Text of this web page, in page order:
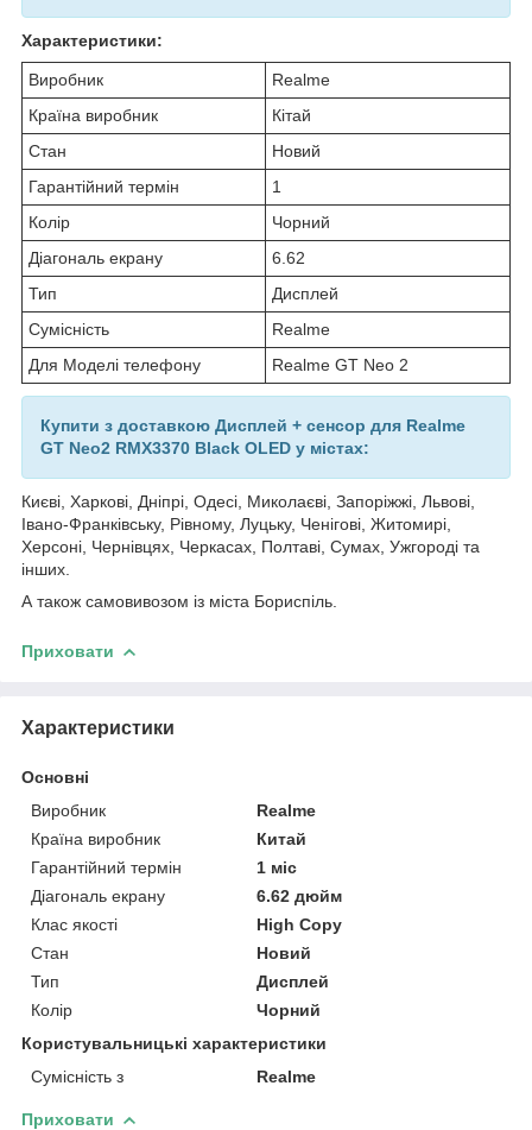
Характеристики:
Виробник
Realme
Країна виробник
Кітай
Стан
Новий
Гарантійний термін
1
Колір
Чорний
Діагональ екрану
6.62
Тип
Дисплей
Сумісність
Realme
Для Моделі телефону
Realme GT Neo 2
Купити з доставкою Дисплей + сенсор для Realme
GT Neo2 RMX3370 Black OLED у містах:
Києві, Харкові, Дніпрі, Одесі, Миколаєві, Запоріжжі, Львові,
Івано-Франківську, Рівному, Луцьку, Ченігові, Житомирі,
Херсоні, Чернівцях, Черкасах, Полтаві, Сумах, Ужгороді та
інших.
А також самовивозом із міста Бориспіль.
Приховати
Характеристики
Основні
Виробник
Realme
Країна виробник
Китай
Гарантійний термін
1 міс
Діагональ екрану
6.62 дюйм
Клас якості
High Copy
Стан
Новий
Тип
Дисплей
Колір
Чорний
Користувальницькі характеристики
Сумісність з
Realme
Приховати